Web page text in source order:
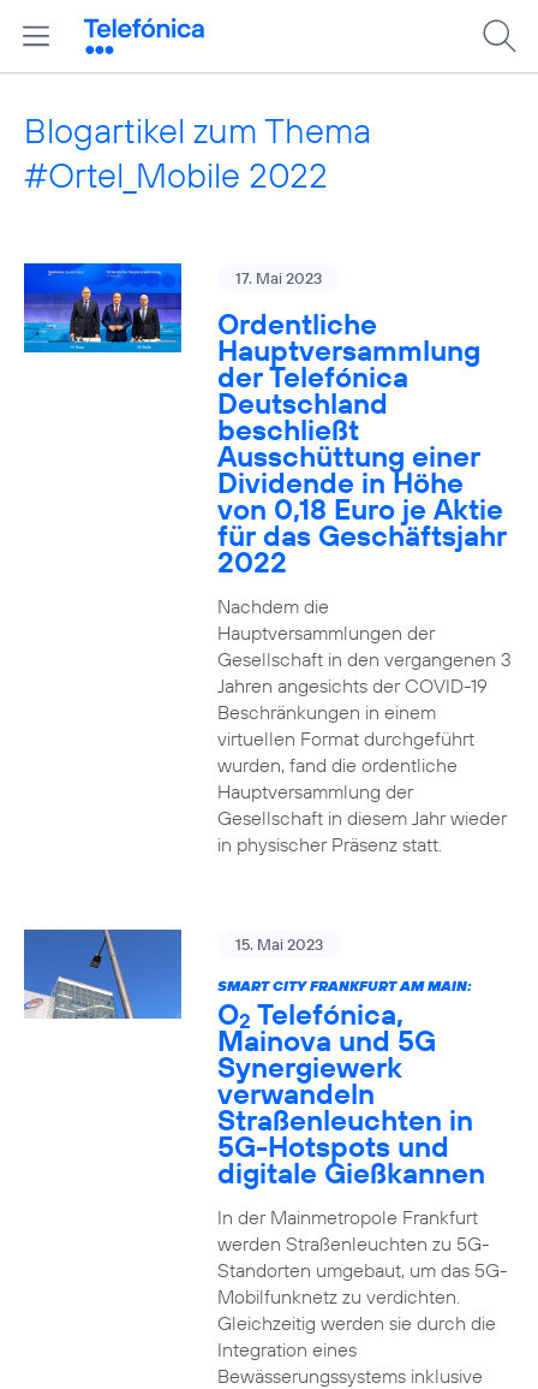
Blogartikel zum Thema
#Ortel_Mobile 2022
17. Mai 2023
Ordentliche
Hauptversammlung
der Telefónica
Deutschland
beschließt
Ausschüttung einer
Dividende in Höhe
von 0,18 Euro je Aktie
für das Geschäftsjahr
2022
Nachdem die
Hauptversammlungen der
Gesellschaft in den vergangenen 3
Jahren angesichts der COVID-19
Beschränkungen in einem
virtuellen Format durchgeführt
wurden, fand die ordentliche
Hauptversammlung der
Gesellschaft in diesem Jahr wieder
in physischer Präsenz statt.
15. Mai 2023
SMART CITY FRANKFURT AM MAIN:
O2 Telefónica,
Mainova und 5G
Synergiewerk
verwandeln
Straßenleuchten in
5G-Hotspots und
digitale Gießkannen
In der Mainmetropole Frankfurt
werden Straßenleuchten zu 5G-
Standorten umgebaut, um das 5G-
Mobilfunknetz zu verdichten.
Gleichzeitig werden sie durch die
Integration eines
Bewässerungssystems inklusive